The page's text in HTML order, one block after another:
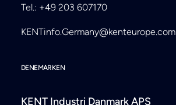
Tel.: +49 203 607170
KENTinfo.Germany@kenteurope.com
DENEMARKEN
KENT Industri Danmark APS